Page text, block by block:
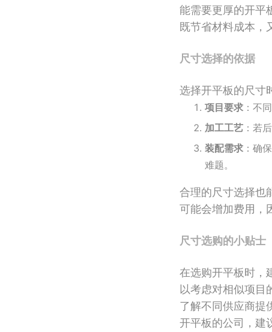
能需要更厚的开平
既节省材料成本，
尺寸选择的依据
选择开平板的尺寸
项目要求：不
加工工艺：若
装配需求：确
难题。
合理的尺寸选择也
可能会增加费用，
尺寸选购的小贴士
在选购开平板时，
以考虑对相似项目
了解不同供应商提
开平板的公司，建